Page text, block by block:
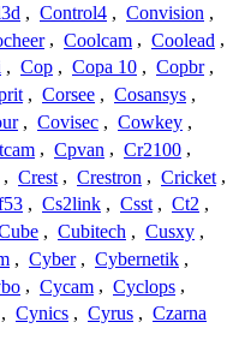
, Control4 , Convision ,
, Coolcam , Coolead ,
, Cop , Copa 10 , Copbr ,
, Corsee , Cosansys ,
, Covisec , Cowkey ,
, Cpvan , Cr2100 ,
, Crest , Crestron , Cricket ,
, Cs2link , Csst , Ct2 ,
, Cubitech , Cusxy ,
, Cyber , Cybernetik ,
, Cycam , Cyclops ,
, Cynics , Cyrus , Czarna